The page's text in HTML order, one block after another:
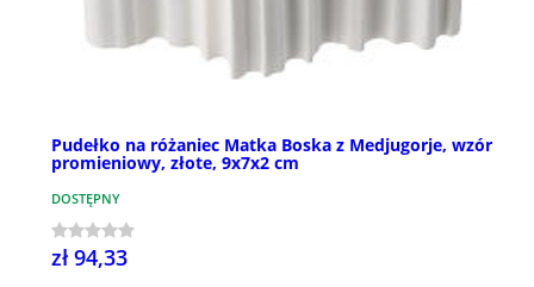
Pudełko na różaniec Matka Boska z Medjugorje, wzór
promieniowy, złote, 9x7x2 cm
DOSTĘPNY
zł 94,33